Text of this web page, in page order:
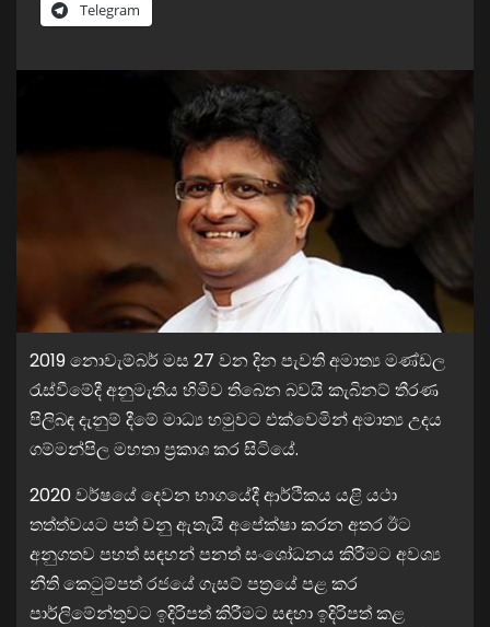
Telegram
2019 නොවැම්බර් මස 27 වන දින පැවති අමාත්‍ය මණ්ඩල
රැස්වීමේදී අනුමැතිය හිමිව තිබෙන බවයි කැබිනට් තීරණ
පිලිබඳ දැනුම් දීමේ මාධ්‍ය හමුවට එක්වෙමින් අමාත්‍ය උදය
ගම්මන්පිල මහතා ප්‍රකාශ කර සිටියේ.
2020 වර්ෂයේ දෙවන භාගයේදී ආර්ථිකය යළි යථා
තත්ත්වයට පත් වනු ඇතැයි අපේක්ෂා කරන අතර ඊට
අනුගතව පහත් සඳහන් පනත් සංශෝධනය කිරීමට අවශ්‍ය
නීති කෙටුම්පත් රජයේ ගැසට් පත්‍රයේ පළ කර
පාර්ලිමේන්තුවට ඉදිරිපත් කිරීමට සඳහා ඉදිරිපත් කළ